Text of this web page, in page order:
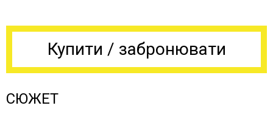
Купити / забронювати
СЮЖЕТ